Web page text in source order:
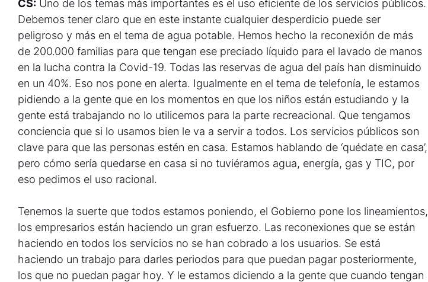
CS: Uno de los temas más importantes es el uso eficiente de los servicios públicos.
Debemos tener claro que en este instante cualquier desperdicio puede ser
peligroso y más en el tema de agua potable. Hemos hecho la reconexión de más
de 200.000 familias para que tengan ese preciado líquido para el lavado de manos
en la lucha contra la Covid-19. Todas las reservas de agua del país han disminuido
en un 40%. Eso nos pone en alerta. Igualmente en el tema de telefonía, le estamos
pidiendo a la gente que en los momentos en que los niños están estudiando y la
gente está trabajando no lo utilicemos para la parte recreacional. Que tengamos
conciencia que si lo usamos bien le va a servir a todos. Los servicios públicos son
clave para que las personas estén en casa. Estamos hablando de ‘quédate en casa’,
pero cómo sería quedarse en casa si no tuviéramos agua, energía, gas y TIC, por
eso pedimos el uso racional.
Tenemos la suerte que todos estamos poniendo, el Gobierno pone los lineamientos,
los empresarios están haciendo un gran esfuerzo. Las reconexiones que se están
haciendo en todos los servicios no se han cobrado a los usuarios. Se está
haciendo un trabajo para darles periodos para que puedan pagar posteriormente,
los que no puedan pagar hoy. Y le estamos diciendo a la gente que cuando tengan